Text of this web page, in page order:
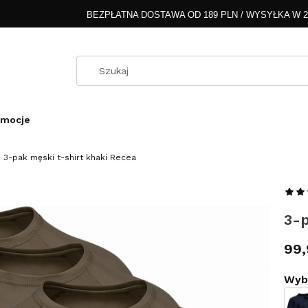
BEZPŁATNA DOSTAWA OD 189 PLN / WYSYŁKA W
3-pak męski t-shirt khaki Recea
3-